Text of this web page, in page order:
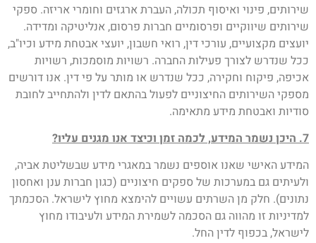
שירותים, פינוי ואיסוף תכולה, העברת ארגזים וחומרי אריזה. ספקי
שירותים שיווקיים ופרסומיים חברות פרסום, אנליטיקה ומדידה.
יועצים מקצועיים, עורכי דין, רואי חשבון, יועצי אבטחת מידע וכיו"ב,
ככל שנדרש לצורך פעילות החברה. רשויות מוסמכות, רשויות
אכיפה, פיקוח וחקירה, ככל שנדרש או מותר על פי דין. אנו דורשים
מספקי השירותים החיצוניים לפעול בהתאם לדין ולהתחייב לחובת
סודיות ואבטחת מידע מתאימה.
7. היכן נשמר המידע, לכמה זמן וכיצד אנו מגנים עליו?
המידע האישי שאנו אוספים נשמר במאגרי מידע שבשליטת אביה,
ולעיתים גם במערכות של ספקים חיצוניים (כגון חברות ענן ואחסון
נתונים). חלק מן השרתים עשויים להימצא מחוץ לישראל. הסכמתך
למדיניות זו מהווה גם הסכמה לשמירת המידע ולעיבודו מחוץ
לישראל, בכפוף לדין החל.